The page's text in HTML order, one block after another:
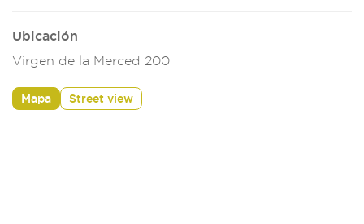
Ubicación
Virgen de la Merced 200
Mapa Street view